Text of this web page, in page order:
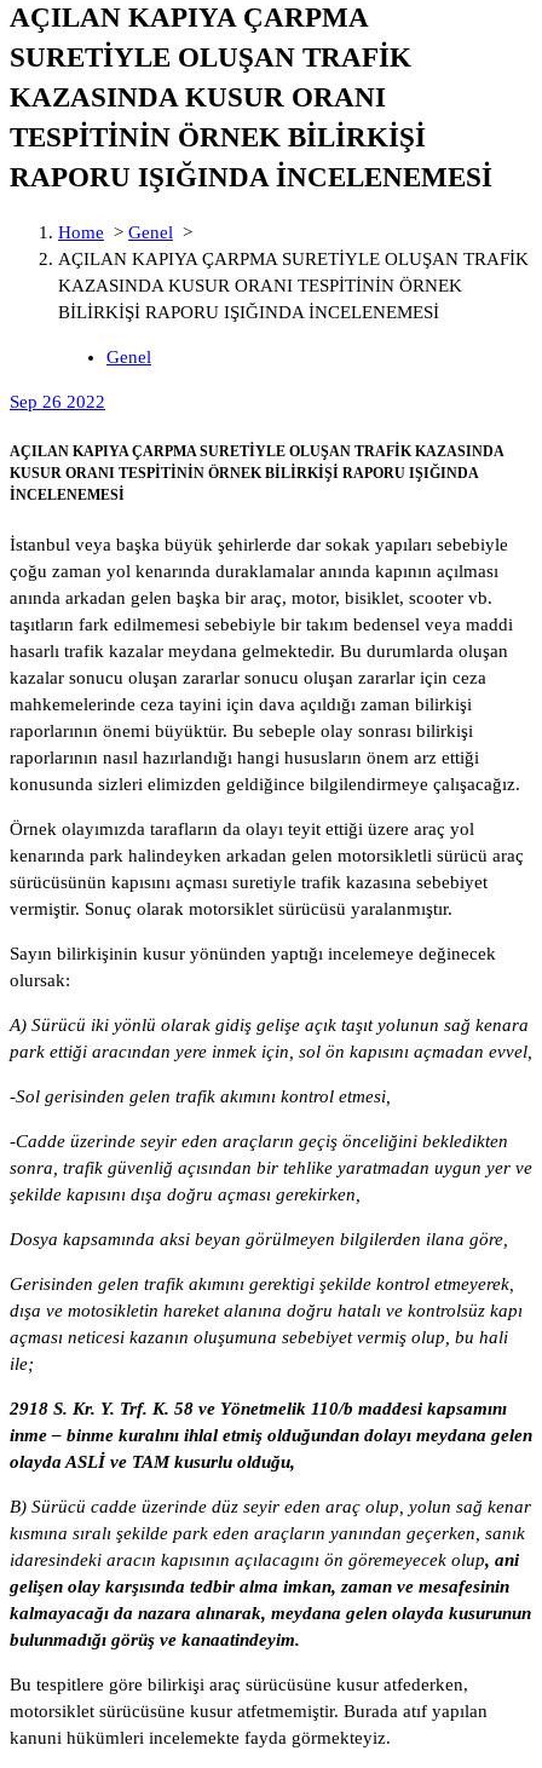
AÇILAN KAPIYA ÇARPMA
SURETİYLE OLUŞAN TRAFİK
KAZASINDA KUSUR ORANI
TESPİTİNİN ÖRNEK BİLİRKİŞİ
RAPORU IŞIĞINDA İNCELENEMESİ
Home > Genel >
AÇILAN KAPIYA ÇARPMA SURETİYLE OLUŞAN TRAFİK
KAZASINDA KUSUR ORANI TESPİTİNİN ÖRNEK
BİLİRKİŞİ RAPORU IŞIĞINDA İNCELENEMESİ
Genel
Sep 26 2022
AÇILAN KAPIYA ÇARPMA SURETİYLE OLUŞAN TRAFİK KAZASINDA
KUSUR ORANI TESPİTİNİN ÖRNEK BİLİRKİŞİ RAPORU IŞIĞINDA
İNCELENEMESİ
İstanbul veya başka büyük şehirlerde dar sokak yapıları sebebiyle
çoğu zaman yol kenarında duraklamalar anında kapının açılması
anında arkadan gelen başka bir araç, motor, bisiklet, scooter vb.
taşıtların fark edilmemesi sebebiyle bir takım bedensel veya maddi
hasarlı trafik kazalar meydana gelmektedir. Bu durumlarda oluşan
kazalar sonucu oluşan zararlar sonucu oluşan zararlar için ceza
mahkemelerinde ceza tayini için dava açıldığı zaman bilirkişi
raporlarının önemi büyüktür. Bu sebeple olay sonrası bilirkişi
raporlarının nasıl hazırlandığı hangi hususların önem arz ettiği
konusunda sizleri elimizden geldiğince bilgilendirmeye çalışacağız.
Örnek olayımızda tarafların da olayı teyit ettiği üzere araç yol
kenarında park halindeyken arkadan gelen motorsikletli sürücü araç
sürücüsünün kapısını açması suretiyle trafik kazasına sebebiyet
vermiştir. Sonuç olarak motorsiklet sürücüsü yaralanmıştır.
Sayın bilirkişinin kusur yönünden yaptığı incelemeye değinecek
olursak:
A) Sürücü iki yönlü olarak gidiş gelişe açık taşıt yolunun sağ kenara
park ettiği aracından yere inmek için, sol ön kapısını açmadan evvel,
-Sol gerisinden gelen trafik akımını kontrol etmesi,
-Cadde üzerinde seyir eden araçların geçiş önceliğini bekledikten
sonra, trafik güvenliğ açısından bir tehlike yaratmadan uygun yer ve
şekilde kapısını dışa doğru açması gerekirken,
Dosya kapsamında aksi beyan görülmeyen bilgilerden ilana göre,
Gerisinden gelen trafik akımını gerektigi şekilde kontrol etmeyerek,
dışa ve motosikletin hareket alanına doğru hatalı ve kontrolsüz kapı
açması neticesi kazanın oluşumuna sebebiyet vermiş olup, bu hali
ile;
2918 S. Kr. Y. Trf. K. 58 ve Yönetmelik 110/b maddesi kapsamını
inme – binme kuralını ihlal etmiş olduğundan dolayı meydana gelen
olayda ASLİ ve TAM kusurlu olduğu,
B) Sürücü cadde üzerinde düz seyir eden araç olup, yolun sağ kenar
kısmına sıralı şekilde park eden araçların yanından geçerken, sanık
idaresindeki aracın kapısının açılacagını ön göremeyecek olup, ani
gelişen olay karşısında tedbir alma imkan, zaman ve mesafesinin
kalmayacağı da nazara alınarak, meydana gelen olayda kusurunun
bulunmadığı görüş ve kanaatindeyim.
Bu tespitlere göre bilirkişi araç sürücüsüne kusur atfederken,
motorsiklet sürücüsüne kusur atfetmemiştir. Burada atıf yapılan
kanuni hükümleri incelemekte fayda görmekteyiz.